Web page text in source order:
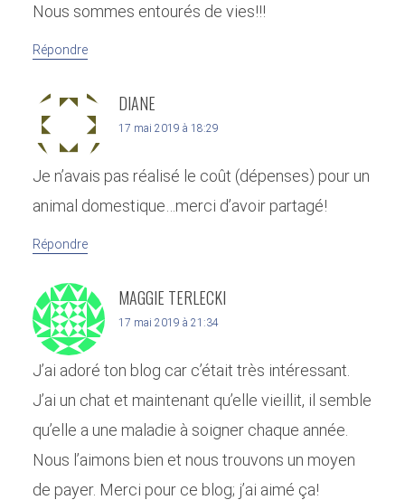
Nous sommes entourés de vies!!!
Répondre
DIANE
17 mai 2019 à 18:29
Je n’avais pas réalisé le coût (dépenses) pour un
animal domestique…merci d’avoir partagé!
Répondre
MAGGIE TERLECKI
17 mai 2019 à 21:34
J’ai adoré ton blog car c’était très intéressant.
J’ai un chat et maintenant qu’elle vieillit, il semble
qu’elle a une maladie à soigner chaque année.
Nous l’aimons bien et nous trouvons un moyen
de payer. Merci pour ce blog; j’ai aimé ça!